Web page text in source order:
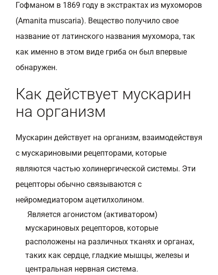
Гофманом в 1869 году в экстрактах из мухоморов
(Amanita muscaria). Вещество получило свое
название от латинского названия мухомора, так
как именно в этом виде гриба он был впервые
обнаружен.
Как действует мускарин
на организм
Мускарин действует на организм, взаимодействуя
с мускариновыми рецепторами, которые
являются частью холинергической системы. Эти
рецепторы обычно связываются с
нейромедиатором ацетилхолином.
Является агонистом (активатором)
мускариновых рецепторов, которые
расположены на различных тканях и органах,
таких как сердце, гладкие мышцы, железы и
центральная нервная система.